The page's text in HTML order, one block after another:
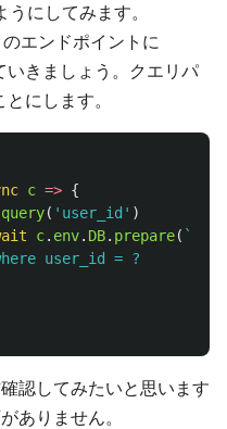
にしてみます。
のエンドポイントに
きましょう。クエリパ
にします。
c => {
query( ' user_id ' )
c. env. DB. prepare( `
user_id = ?
認してみたいと思います
ありません。